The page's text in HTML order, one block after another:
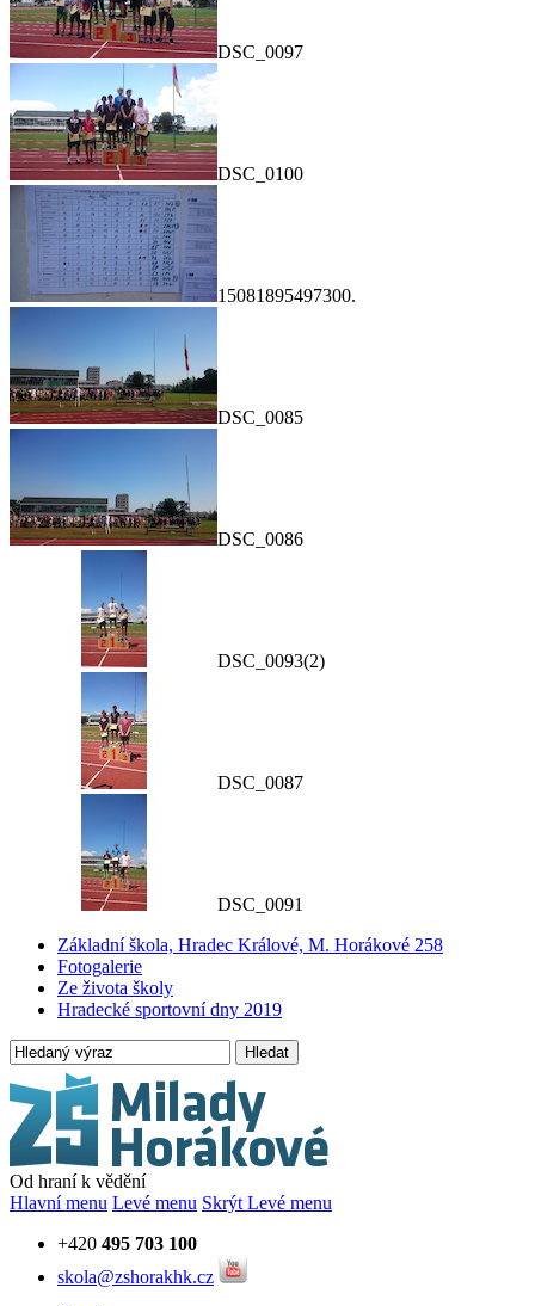
DSC_0097
DSC_0100
15081895497300.
DSC_0085
DSC_0086
DSC_0093(2)
DSC_0087
DSC_0091
Základní škola, Hradec Králové, M. Horákové 258
Fotogalerie
Ze života školy
Hradecké sportovní dny 2019
Hledat
Od hraní k vědění
Hlavní menu Levé menu Skrýt Levé menu
+420 495 703 100
skola@zshorakhk.cz